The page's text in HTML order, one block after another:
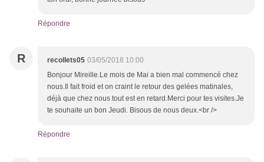
Répondre
R recollets05 03/05/2018 10:00
Bonjour Mireille.Le mois de Mai a bien mal commencé chez
nous.Il fait froid et on craint le retour des gelées matinales,
déjà que chez nous tout est en retard.Merci pour tes visites.Je
te souhaite un bon Jeudi. Bisous de nous deux.<br />
Répondre